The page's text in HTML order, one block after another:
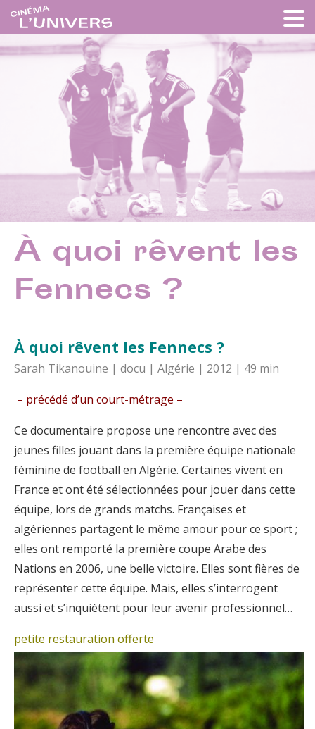
À quoi rêvent les
Fennecs ?
À quoi rêvent les Fennecs ?
Sarah Tikanouine | docu | Algérie | 2012 | 49 min
– précédé d’un court-métrage –
Ce documentaire propose une rencontre avec des
jeunes filles jouant dans la première équipe nationale
féminine de football en Algérie. Certaines vivent en
France et ont été sélectionnées pour jouer dans cette
équipe, lors de grands matchs. Françaises et
algériennes partagent le même amour pour ce sport ;
elles ont remporté la première coupe Arabe des
Nations en 2006, une belle victoire. Elles sont fières de
représenter cette équipe. Mais, elles s’interrogent
aussi et s’inquiètent pour leur avenir professionnel…
petite restauration offerte